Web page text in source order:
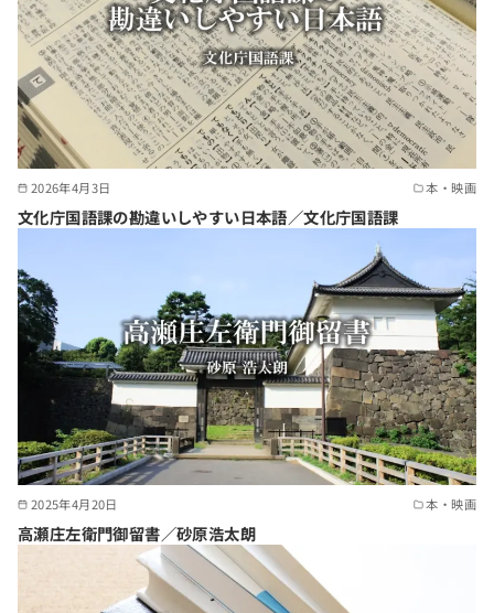
2026年4月3日 本・映画
文化庁国語課の勘違いしやすい日本語／文化庁国語課
2025年4月20日 本・映画
高瀬庄左衛門御留書／砂原浩太朗